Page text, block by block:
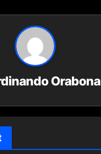
Orabona